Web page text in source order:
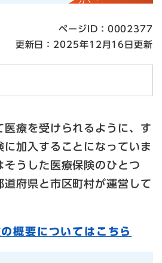
ページID：0002377
更新日：2025年12月16日更新
医療を受けられるように、す
に加入することになっていま
そうした医療保険のひとつ
道府県と市区町村が運営して
概要についてはこちら